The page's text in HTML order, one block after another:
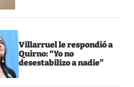
Villarruel le respondió a
Quirno: “Yo no
desestabilizo a nadie”